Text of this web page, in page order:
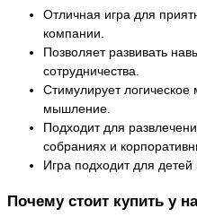
Отличная игра для
компании.
Позволяет развивать
сотрудничества.
Стимулирует
мышление.
Подходит для
собраниях и
Игра подходит для детей
Почему стоит купить у